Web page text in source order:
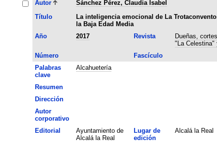
Autor
Sánchez Pérez, Claudia Isabel
Título
La inteligencia emocional de La
la Baja Edad Media
Año
2017 Revista
Dueñas,
"La Celestina"
Número
Fascículo
Palabras
clave
Alcahuetería
Resumen
Dirección
Autor
corporativo
Editorial
Ayuntamiento de
Alcalá la Real
Lugar de
edición
Alcalá la Real